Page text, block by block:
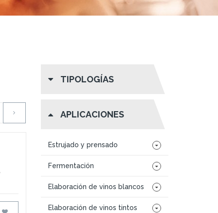
FAVORITOS
TIPOLOGÍAS
APLICACIONES
Estrujado y prensado
Fermentación
Elaboración de vinos blancos
Elaboración de vinos tintos